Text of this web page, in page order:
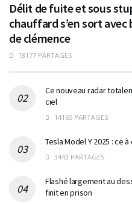
Délit de fuite et sous
chauffard s’en sort
de clémence
18177 PARTAGES
Ce nouveau radar
ciel
14165 PARTAGES
Tesla Model Y 2025 : ce
3443 PARTAGES
Flashé largement au
finit en prison